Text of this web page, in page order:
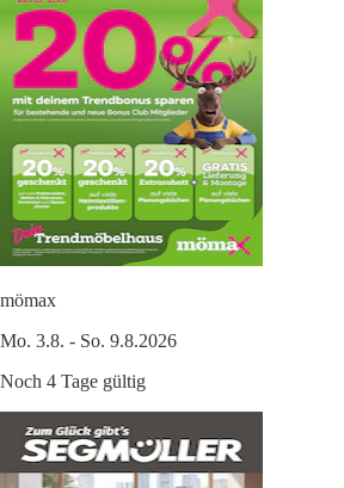
mömax
Mo. 3.8. - So. 9.8.2026
Noch 4 Tage gültig